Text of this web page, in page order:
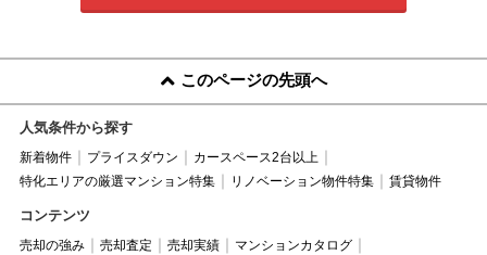
このページの先頭へ
人気条件から探す
新着物件 プライスダウン
カースペース2台以上
特化エリアの厳選マンション特集
リノベーション物件特集 賃貸物件
コンテンツ
売却の強み 売却査定 売却実績
マンションカタログ